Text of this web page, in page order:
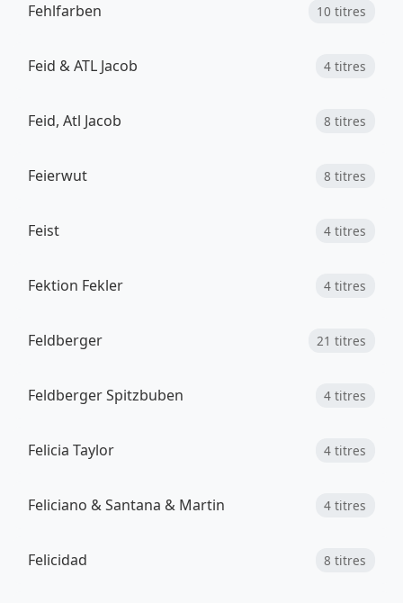
Fehlfarben 10 titres
Feid & ATL Jacob 4 titres
Feid, Atl Jacob 8 titres
Feierwut 8 titres
Feist 4 titres
Fektion Fekler 4 titres
Feldberger 21 titres
Feldberger Spitzbuben 4 titres
Felicia Taylor 4 titres
Feliciano & Santana & Martin 4 titres
Felicidad 8 titres